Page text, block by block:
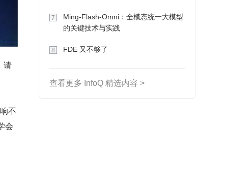
请
不
会
7
Ming-Flash-Omni：全模态统一大模型
的关键技术与实践
8 FDE 又不够了
查看更多 InfoQ 精选内容 >